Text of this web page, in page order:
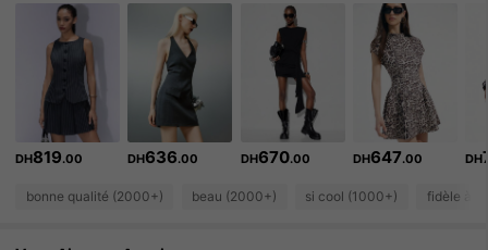
35K Suiveurs
35K Suiveurs
35K Suiveurs
4.87 35K Suiveurs
DH819.00 DH636.00 DH670.00 DH647.00 DH
bonne qualité (2000+) beau (2000+) si cool (1000+) fidèle à